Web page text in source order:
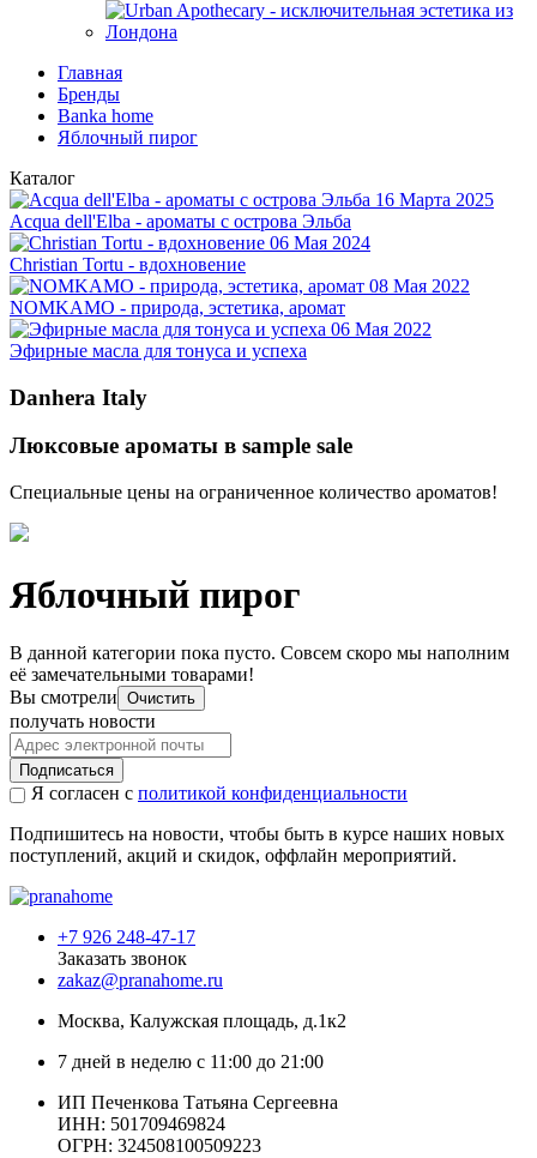
Главная
Бренды
Banka home
Яблочный пирог
Каталог
16 Марта 2025
Acqua dell'Elba - ароматы с острова Эльба
06 Мая 2024
Christian Tortu - вдохновение
08 Мая 2022
NOMKAMO - природа, эстетика, аромат
06 Мая 2022
Эфирные масла для тонуса и успеха
Danhera Italy
Люксовые ароматы в sample sale
Специальные цены на ограниченное количество ароматов!
Яблочный пирог
В данной категории пока пусто. Совсем скоро мы наполним
её замечательными товарами!
Вы смотрели Очистить
получать новости
Подписаться
Я согласен с политикой конфиденциальности
Подпишитесь на новости, чтобы быть в курсе наших новых
поступлений, акций и скидок, оффлайн мероприятий.
+7 926 248-47-17
Заказать звонок
zakaz@pranahome.ru
Москва, Калужская площадь, д.1к2
7 дней в неделю с 11:00 до 21:00
ИП Печенкова Татьяна Сергеевна
ИНН: 501709469824
ОГРН: 324508100509223